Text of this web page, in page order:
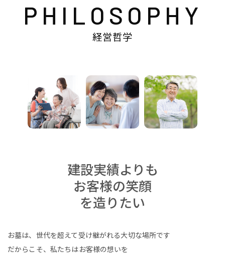
PHILOSOPHY
経営哲学
建設実績よりも
お客様の笑顔
を造りたい
お墓は、世代を超えて受け継がれる大切な場所です
だからこそ、私たちはお客様の想いを